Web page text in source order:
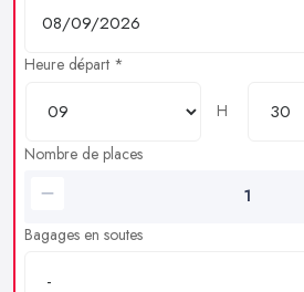
Heure départ *
H
Nombre de places
Bagages en soutes